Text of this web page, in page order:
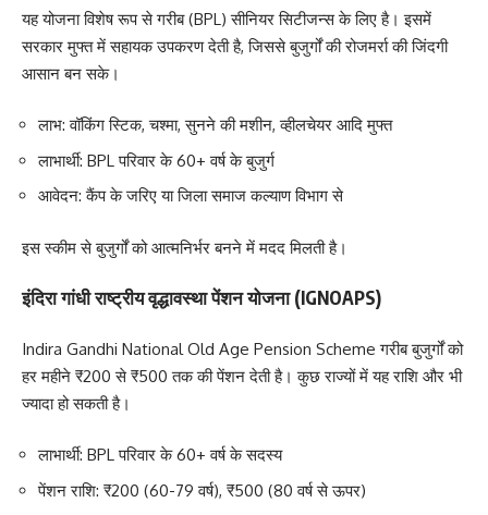
यह योजना विशेष रूप से गरीब (BPL) सीनियर सिटीजन्स के लिए है। इसमें
सरकार मुफ्त में सहायक उपकरण देती है, जिससे बुजुर्गों की रोजमर्रा की जिंदगी
आसान बन सके।
लाभ: वॉकिंग स्टिक, चश्मा, सुनने की मशीन, व्हीलचेयर आदि मुफ्त
लाभार्थी: BPL परिवार के 60+ वर्ष के बुजुर्ग
आवेदन: कैंप के जरिए या जिला समाज कल्याण विभाग से
इस स्कीम से बुजुर्गों को आत्मनिर्भर बनने में मदद मिलती है।
इंदिरा गांधी राष्ट्रीय वृद्धावस्था पेंशन योजना (IGNOAPS)
Indira Gandhi National Old Age Pension Scheme गरीब बुजुर्गों को
हर महीने ₹200 से ₹500 तक की पेंशन देती है। कुछ राज्यों में यह राशि और भी
ज्यादा हो सकती है।
लाभार्थी: BPL परिवार के 60+ वर्ष के सदस्य
पेंशन राशि: ₹200 (60-79 वर्ष), ₹500 (80 वर्ष से ऊपर)